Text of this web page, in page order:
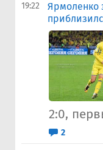
19:22
Ярмоленко
2:0,
2